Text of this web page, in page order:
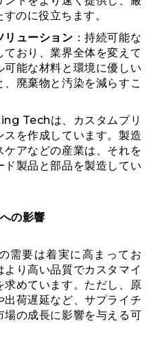
のに役立ちます。
リューション ：持続可能な
ており、業界全体を変えて
可能な材料と環境に優しい
廃棄物と汚染を減らすこ
Techは、カスタムプリ
スを作成しています。製造
ケアなどの産業は、それを
ド製品と部品を製造してい
の影響
需要は着実に高まってお
より高い品質でカスタマイ
求めています。ただし、原
出荷遅延など、サプライチ
場の成長に影響を与える可